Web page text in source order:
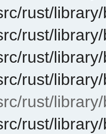
rust/
rust/
rust/
rust/
rust/
rust/